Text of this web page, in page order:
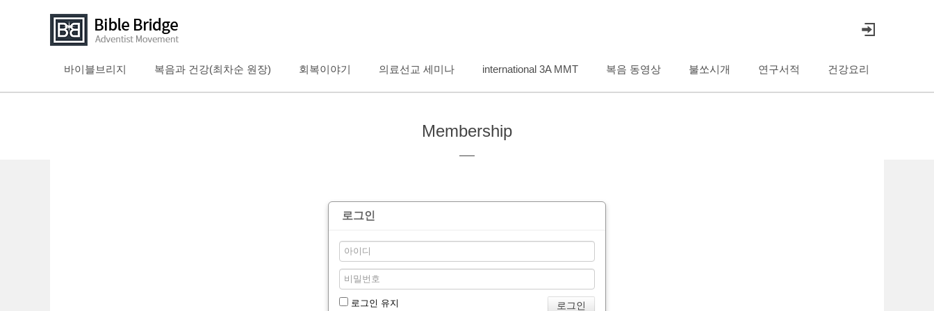
바이블브리지 복음과 건강(최차순 원장) 회복이야기 의료선교 세미나 international 3A MMT 복음 동영상 불쏘시개 연구서적 건강요리
Membership
로그인
로그인 유지